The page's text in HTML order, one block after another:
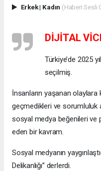
Erkek| Kadın (Haberi Sesli
DİJİTAL
Türkiye’de 2025
seçilmiş.
İnsanların yaşanan olaylara
geçmedikleri ve sorumluluk
sosyal medya beğenileri ve
eden bir kavram.
Sosyal medyanın
Delikanlığı” derlerdi.